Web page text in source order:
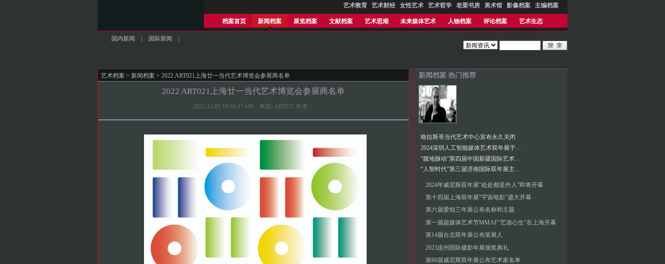
艺术教育 艺术财经 女性艺术 艺术哲学 老栗书房 美术馆 影像档案 主编档案
档案首页 新闻档案 展览档案 文献档案 艺术思潮 未来媒体艺术 人物档案 评论档案 艺术生态
国内新闻 国际新闻
艺术档案 > 新闻档案 > 2022 ART021上海廿一当代艺术博览会参展商名单
2022 ART021上海廿一当代艺术博览会参展商名单
2022-12-05 10:16:47.649 来源: ART021 作者：
新闻档案 热门推荐
格拉斯哥当代艺术中心宣布永久关闭
“人智时代”第三届济南国际双年展主题正式发布
2024年威尼斯双年展“处处都是外人”即将开幕
第十四届上海双年展“宇宙电影”盛大开幕
第六届爱知三年展公布名称和主题
第一届超媒体艺术节MMAF“艺游心生”在上海开幕
第14届台北双年展公布策展人
2023连州国际摄影年展颁奖典礼
第60届威尼斯双年展公布艺术家名单